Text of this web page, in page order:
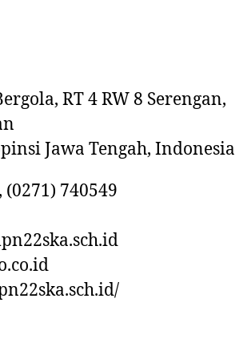
RT 4 RW 8 Serengan,
Jawa Tengah, Indonesia
(0271) 740549